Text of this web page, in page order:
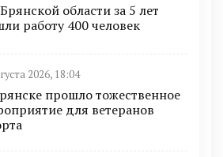
области за 5 лет
работу 400 человек
2026, 18:04
прошло тожественное
для ветеранов